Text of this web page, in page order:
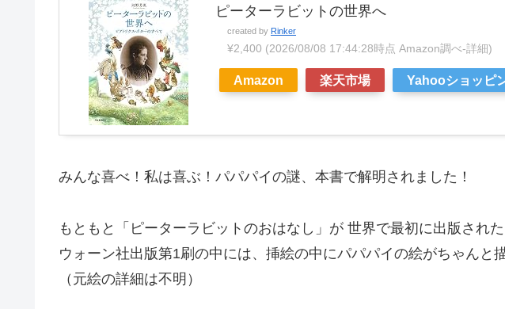
ピーターラビットの世界へ
created by Rinker
¥2,400 (2026/08/08 17:44:28時点 Amazon調べ-詳細)
Amazon 楽天市場 Yahooショッピ
みんな喜べ！私は喜ぶ！パパパイの謎、本書で解明されました！
もともと「ピーターラビットのおはなし」が 世界で最初に出版され
ウォーン社出版第1刷の中には、挿絵の中にパパパイの絵がちゃんと
（元絵の詳細は不明）